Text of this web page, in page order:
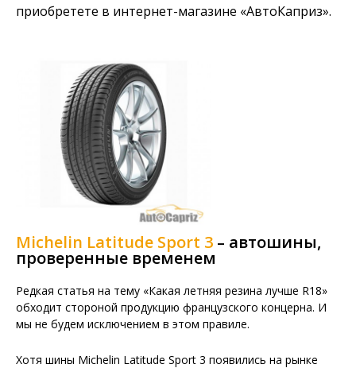
приобретете в интернет-магазине «АвтоКаприз».
Michelin Latitude Sport 3 – автошины,
проверенные временем
Редкая статья на тему «Какая летняя резина лучше R18»
обходит стороной продукцию французского концерна. И
мы не будем исключением в этом правиле.
Хотя шины Michelin Latitude Sport 3 появились на рынке